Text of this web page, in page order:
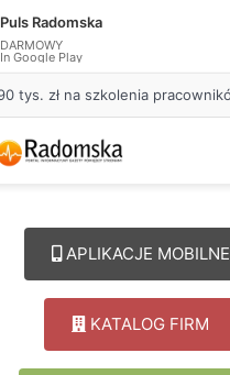
APLIKACJE MOBILNE
KATALOG FIRM
Puls Radomska
DARMOWY
In Google Play